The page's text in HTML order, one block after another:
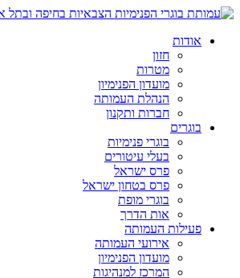
אודות
חזון
מטרות
מועדון הפנימיון
הנהלת העמותה
חברות ותקנון
בוגרים
בוגרי פנימיות
בעלי עיטורים
פרס ישראל
פרס בטחון ישראל
בוגרי מופת
אות הדרך
פעילות העמותה
אירועי העמותה
מועדון הפנימיון
המרכז למנהיגות